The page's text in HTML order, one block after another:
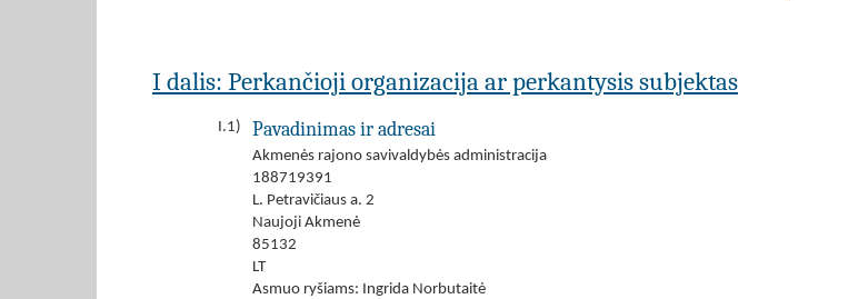
I dalis: Perkančioji organizacija ar perkantysis subjektas
I.1) Pavadinimas ir adresai
Akmenės rajono savivaldybės administracija
188719391
L. Petravičiaus a. 2
Naujoji Akmenė
85132
LT
Asmuo ryšiams: Ingrida Norbutaitė